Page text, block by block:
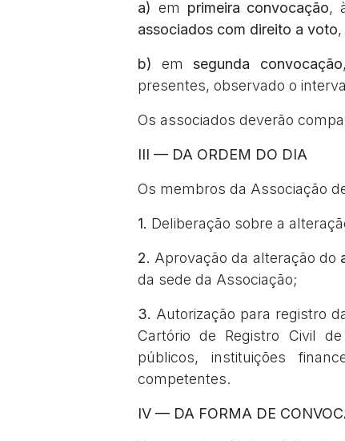
a) em primeira convocação,
associados com direito a voto
b) emsegunda convocação
presentes, observado o
Os associados deverão
III — DA ORDEM DO DIA
Os membros da Associação
1. Deliberação sobre a
2. Aprovação da alteração do
da sede da Associação;
3. Autorização para registro
Cartório de Registro Civil
públicos, instituições
competentes.
IV — DA FORMA DE